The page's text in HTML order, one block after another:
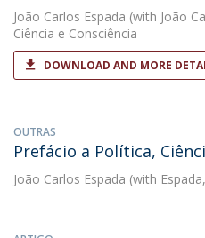
João Carlos Espada (with João
Ciência e Consciência
DOWNLOAD AND MORE
OUTRAS
Prefácio a Política,
João Carlos Espada (with